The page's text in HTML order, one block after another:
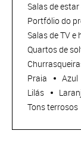
Salas de
Portfólio do
Salas de TV
Quartos de
Praia
Azul
Lilás
Tons terrosos